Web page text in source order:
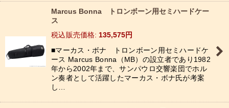
Marcus Bonna トロンボーン用セミハードケー
ス
税込
: 135,575円
■マーカス・ボナ トロンボーン用セミハードケ
ース Marcus Bonna（MB）の設立者であり1982
年から2002年まで、サンパウロ交響楽団でホル
ン奏者として活躍したマーカス・ボナ氏が考案
し…